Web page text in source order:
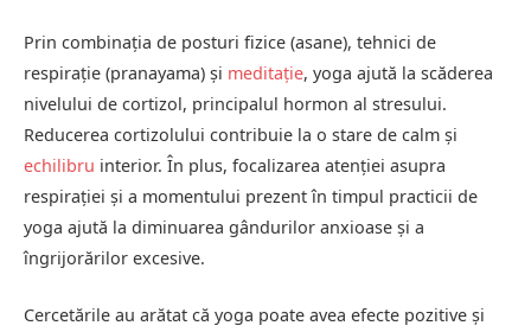
Prin combinația de posturi fizice (asane), tehnici de
respirație (pranayama) și meditație, yoga ajută la scăderea
nivelului de cortizol, principalul hormon al stresului.
Reducerea cortizolului contribuie la o stare de calm și
echilibru interior. În plus, focalizarea atenției asupra
respirației și a momentului prezent în timpul practicii de
yoga ajută la diminuarea gândurilor anxioase și a
îngrijorărilor excesive.
Cercetările au arătat că yoga poate avea efecte pozitive și